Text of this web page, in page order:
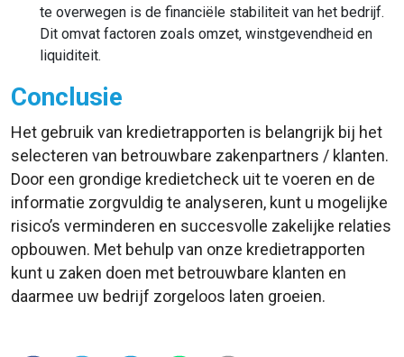
te overwegen is de financiële stabiliteit van het bedrijf.
Dit omvat factoren zoals omzet, winstgevendheid en
liquiditeit.
Conclusie
Het gebruik van kredietrapporten is belangrijk bij het
selecteren van betrouwbare zakenpartners / klanten.
Door een grondige kredietcheck uit te voeren en de
informatie zorgvuldig te analyseren, kunt u mogelijke
risico’s verminderen en succesvolle zakelijke relaties
opbouwen. Met behulp van onze kredietrapporten
kunt u zaken doen met betrouwbare klanten en
daarmee uw bedrijf zorgeloos laten groeien.